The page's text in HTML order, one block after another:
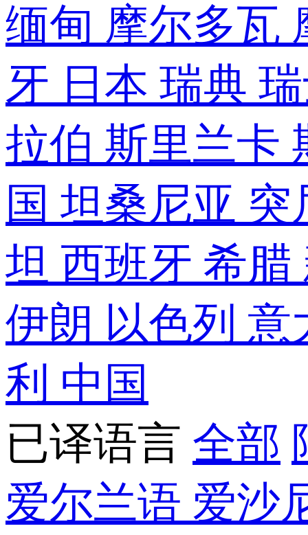
缅甸 摩尔多瓦
牙 日本 瑞典
拉伯 斯里兰卡
国坦桑尼亚 突
坦 西班牙 希腊
伊朗 以色列 意
利 中国
已译语言 全部
爱尔兰语 爱沙